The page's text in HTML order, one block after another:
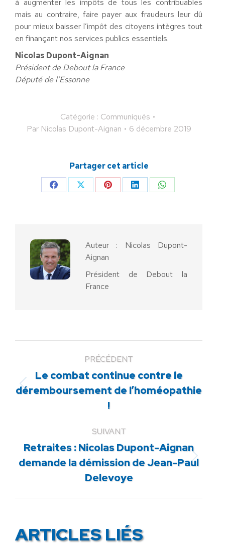
à augmenter les impôts de tous les contribuables
mais au contraire, faire payer aux fraudeurs leur dû
pour mieux baisser l’impôt des citoyens intègres tout
en finançant nos services publics essentiels.
Nicolas Dupont-Aignan
Président de Debout la France
Député de l’Essonne
Catégorie : Communiqués
Par Nicolas Dupont-Aignan 6 décembre 2019
Partager cet article
PartagerPartagerPartagerPartagerPartager
Auteur : Nicolas Dupont-
Aignan
Président de Debout la
France
PRÉCÉDENT
Article
précédent
:
Le combat continue contre le
déremboursement de l’homéopathie
!
SUIVANT
Article
Retraites : Nicolas Dupont-Aignan
demande la démission de Jean-Paul
Delevoye
ARTICLES LIÉS